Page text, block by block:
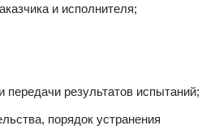
и исполнителя;
передачи результатов испытаний;
порядок устранения